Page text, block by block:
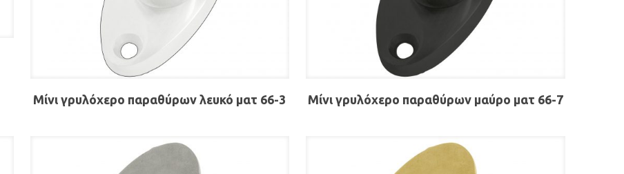
Μίνι γρυλόχερο παραθύρων λευκό ματ 66-3 Μίνι γρυλόχερο παραθύρων μαύρο ματ 66-7